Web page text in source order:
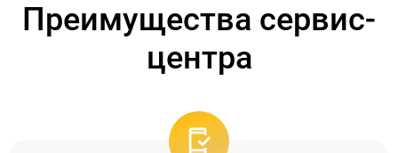
Преимущества сервис-
центра